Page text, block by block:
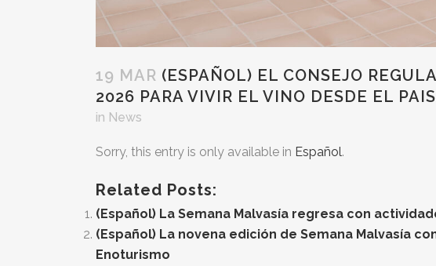
19 MAR (ESPAÑOL) EL CONSEJO
2026 PARA VIVIR EL VINO DESDE EL
in News
Sorry, this entry is only available in Español.
Related Posts:
(Español) La Semana Malvasía regresa con
(Español) La novena edición de Semana Malvasía
Enoturismo